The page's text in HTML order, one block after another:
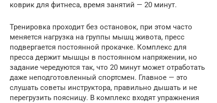
коврик для фитнеса, время занятий — 20 минут.
Тренировка проходит без остановок, при этом часто
меняется нагрузка на группы мышц живота, пресс
подвергается постоянной прокачке. Комплекс для
пресса держит мышцы в постоянном напряжении, но
задание чередуются так, что 20 минут может отработать
даже неподготовленный спортсмен. Главное — это
слушать советы инструктора, правильно дышать и не
перегрузить поясницу. В комплекс входят упражнения